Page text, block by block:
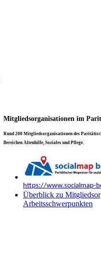
Mitgliedsorganisationen im
Rund 200 Mitgliedsorganisationen des
Bereichen Altenhilfe, Soziales und Pflege.
https://www.socialmap-
Überblick zu
Arbeitsschwerpunkten